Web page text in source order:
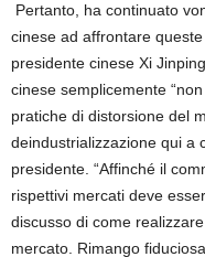
Pertanto, ha continuato
cinese ad affrontare
presidente cinese Xi
cinese semplicemente
pratiche di distorsione del
deindustrializzazione qui a
presidente. “Affinché il
rispettivi mercati deve
discusso di come
mercato. Rimango